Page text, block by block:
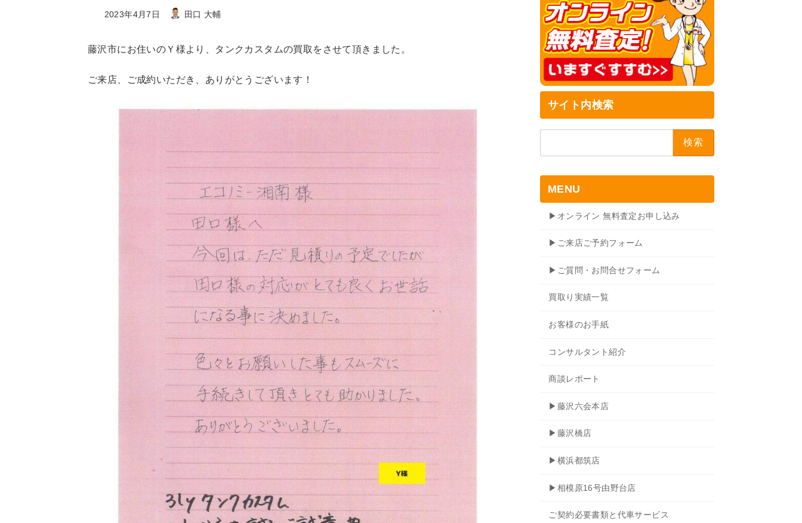
最
更
新
時
2023年4月7日 田口 大輔
藤沢市にお住いのＹ様より、タンクカスタムの買取をさせて頂きました。
ご来店、ご成約いただき、ありがとうございます！
サイト内検索
索:
MENU
▶オンライン 無料査定お申し込み
▶ご来店ご予約フォーム
▶ご質問・お問合せフォーム
買取り実績一覧
お客様のお手紙
コンサルタント紹介
商談レポート
▶藤沢六会本店
▶藤沢橋店
▶横浜都筑店
▶相模原16号由野台店
ご契約必要書類と代車サービス